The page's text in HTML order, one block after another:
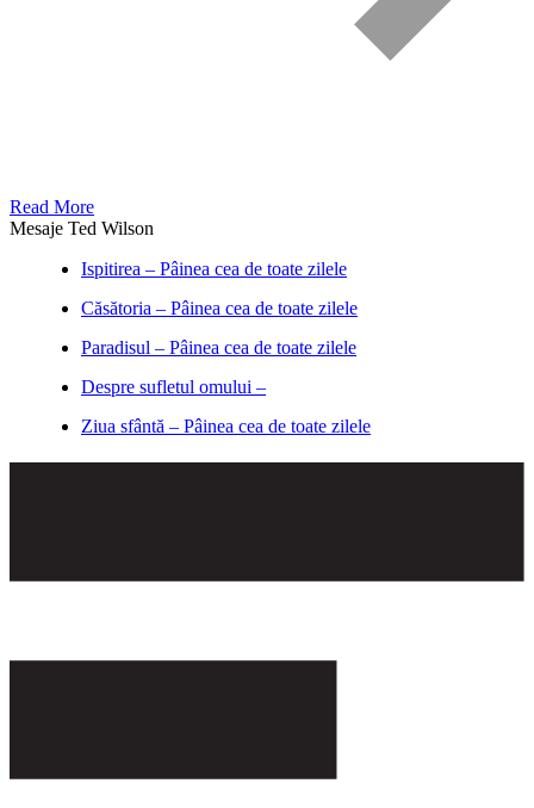
Read More
Mesaje Ted Wilson
Ispitirea – Pâinea cea de toate zilele
Căsătoria – Pâinea cea de toate zilele
Paradisul – Pâinea cea de toate zilele
Despre sufletul omului –
Ziua sfântă – Pâinea cea de toate zilele